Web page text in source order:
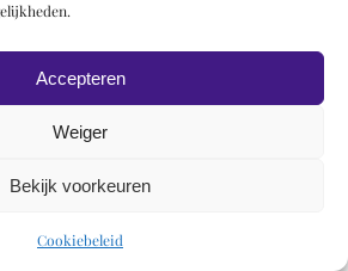
Accepteren
Weiger
Bekijk voorkeuren
Cookiebeleid